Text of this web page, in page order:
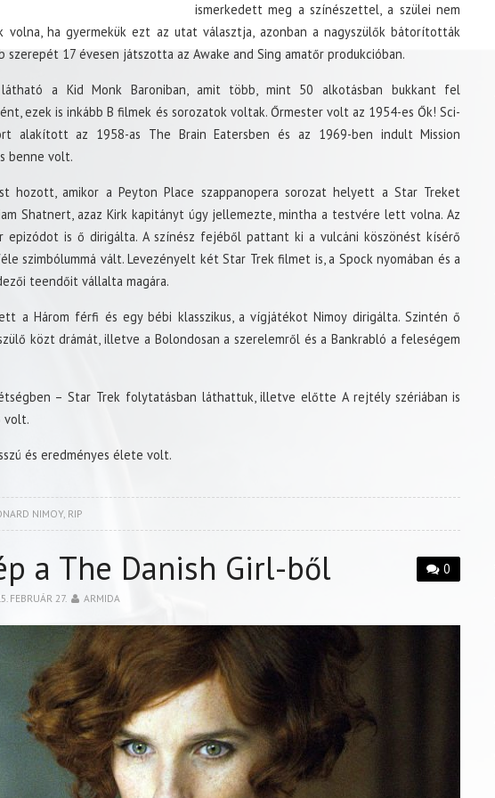
ismerkedett meg a színészettel, a szülei nem
volna, ha gyermekük ezt az utat választja, azonban a nagyszülők bátorították
szerepét 17 évesen játszotta az Awake and Sing amatőr produkcióban.
a Kid Monk Baroniban, amit több, mint 50 alkotásban bukkant fel
ezek is inkább B filmek és sorozatok voltak. Őrmester volt az 1954-es Ők! Sci-
alakított az 1958-as The Brain Eatersben és az 1969-ben indult Mission
benne volt.
hozott, amikor a Peyton Place szappanopera sorozat helyett a Star Treket
Shatnert, azaz Kirk kapitányt úgy jellemezte, mintha a testvére lett volna. Az
epizódot is ő dirigálta. A színész fejéből pattant ki a vulcáni köszönést kísérő
szimbólummá vált. Levezényelt két Star Trek filmet is, a Spock nyomában és a
teendőit vállalta magára.
a Három férfi és egy bébi klasszikus, a vígjátékot Nimoy dirigálta. Szintén ő
közt drámát, illetve a Bolondosan a szerelemről és a Bankrabló a feleségem
– Star Trek folytatásban láthattuk, illetve előtte A rejtély szériában is
volt.
és eredményes élete volt.
NIMOY, RIP
0
a The Danish Girl-ből
FEBRUÁR 27. ARMIDA